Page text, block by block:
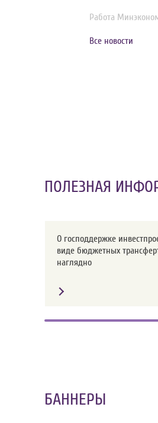
Работа
Все новости
ПОЛЕЗНАЯ
О господдержке
виде бюджетных
наглядно
БАННЕРЫ